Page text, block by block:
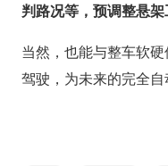
判路况等，预调整悬架
当然，也能与整车软
驾驶，为未来的完全